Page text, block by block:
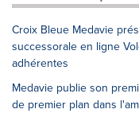
Croix Bleue Medavie
successorale en ligne
adhérentes
Medavie publie son
de premier plan dans